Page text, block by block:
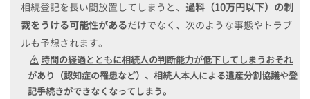
相続登記を長い間放置してしまうと、 過料（10万円以下）の制
裁をうける可能性があるだけでなく、次のような事態やトラブ
ルも予想されます。
時間の経過とともに相続人の判断能力が低下してしまうおそれ
があり（認知症の罹患など）、相続人本人による遺産分割協議や登
記手続きができなくなってしまう。